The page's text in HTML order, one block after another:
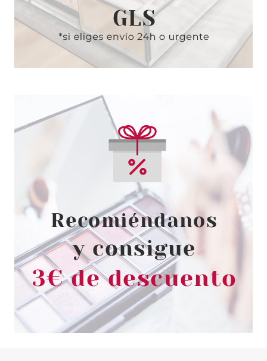
ELIZABETH ARDEN
ELIZABETH ARDEN FLAWLESS
FINISH ULTRA SMOOTH
PRESSED POWDER 8.5GR 03
MEDIUM
Pvr 30.99€
-63%
desde
11.50€